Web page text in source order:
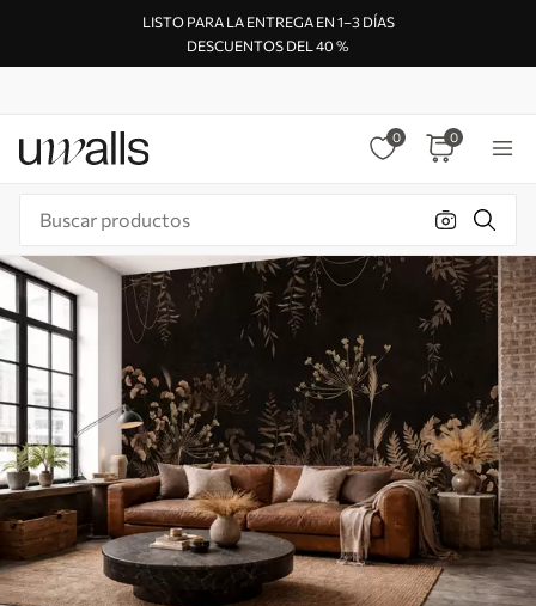
LISTO PARA LA ENTREGA EN 1–3 DÍAS
DESCUENTOS DEL 40 %
0 0